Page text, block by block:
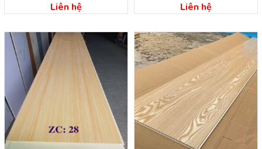
Liên hệ
phước
Liên hệ